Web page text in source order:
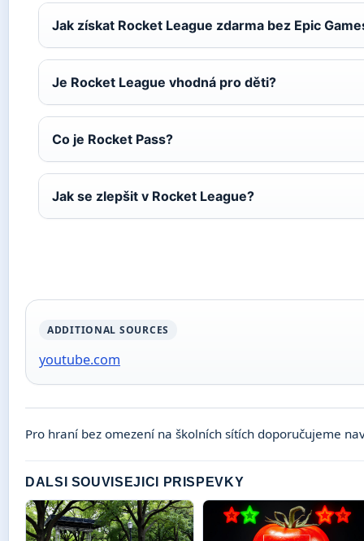
Jak získat Rocket League zdarma bez Epic
Je Rocket League vhodná pro děti?
Co je Rocket Pass?
Jak se zlepšit v Rocket League?
ADDITIONAL SOURCES
youtube.com
Pro hraní bez omezení na školních sítích doporučujeme
DALSI SOUVISEJICI PRISPEVKY